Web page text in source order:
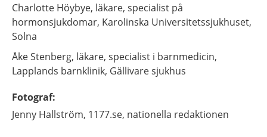
Charlotte Höybye, läkare, specialist på
hormonsjukdomar, Karolinska Universitetssjukhuset,
Solna
ÅkeStenberg, läkare, specialist i barnmedicin,
Lapplands barnklinik, Gällivare sjukhus
Fotograf:
Jenny Hallström, 1177.se, nationella redaktionen